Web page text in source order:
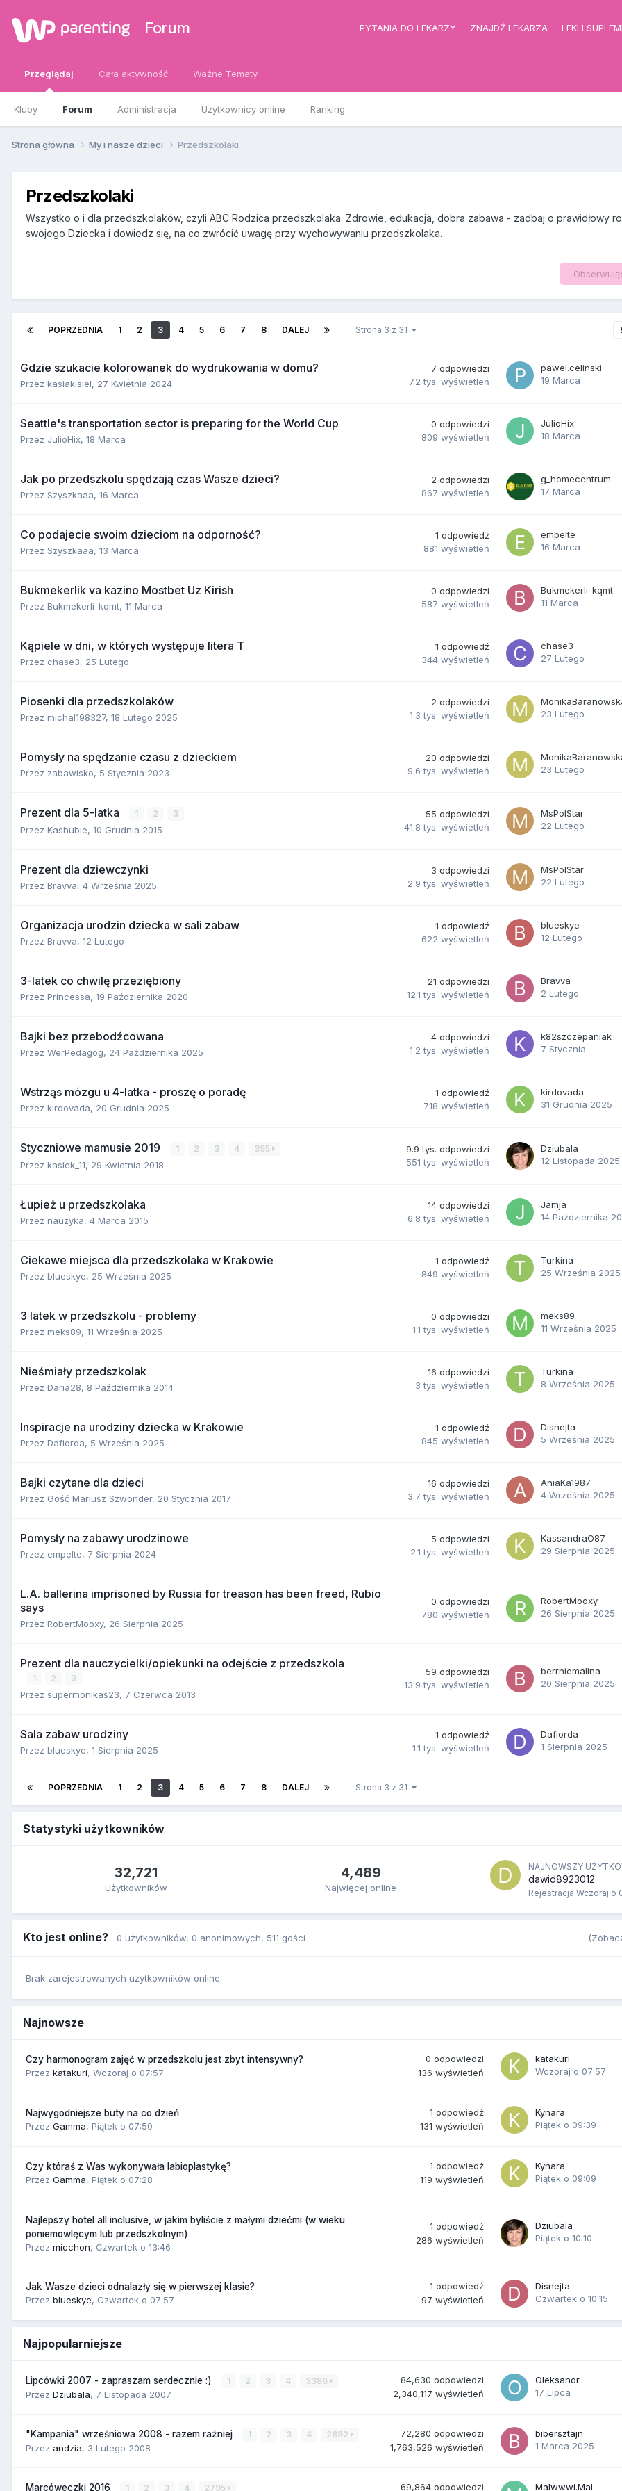
Forum PYTANIA DO LEKARZY ZNAJDŹ LEKARZA LEKI I
Przeglądaj
Kluby Forum Administracja Użytkownicy online Ranking
Cała aktywność Ważne Tematy
Strona główna My i nasze dzieci Przedszkolaki
Przedszkolaki
Wszystko o i dla przedszkolaków, czyli ABC Rodzica przedszkolaka. Zdrowie, edukacja, dobra zabawa - zadbaj o prawidłowy
swojego Dziecka i dowiedz się, na co zwrócić uwagę przy wychowywaniu przedszkolaka.
POPRZEDNIA 1 2 3 4 5 6 7 8 DALEJ Strona 3 z 31
Gdzie szukacie kolorowanek do wydrukowania w domu?
Przez kasiakisiel, 27 Kwietnia 2024
7 odpowiedzi
7.2 tys. wyświetleń
pawel.celinski
19 Marca
Seattle's transportation sector is preparing for the World Cup
Przez JulioHix, 18 Marca
0 odpowiedzi
809 wyświetleń
JulioHix
18 Marca
Jak po przedszkolu spędzają czas Wasze dzieci?
Przez Szyszkaaa, 16 Marca
2 odpowiedzi
867 wyświetleń
g_homecentrum
17 Marca
Co podajecie swoim dzieciom na odporność?
Przez Szyszkaaa, 13 Marca
1 odpowiedź
881 wyświetleń
empelte
16 Marca
Bukmekerlik va kazino Mostbet Uz Kirish
Przez Bukmekerli_kqmt, 11 Marca
0 odpowiedzi
587 wyświetleń
Bukmekerli_kqmt
11 Marca
Kąpiele w dni, w których występuje litera T
Przez chase3, 25 Lutego
1 odpowiedź
344 wyświetleń
chase3
27 Lutego
Piosenki dla przedszkolaków
Przez michal198327, 18 Lutego 2025
2 odpowiedzi
1.3 tys. wyświetleń
23 Lutego
Pomysły na spędzanie czasu z dzieckiem
Przez zabawisko, 5 Stycznia 2023
20 odpowiedzi
9.6 tys. wyświetleń
23 Lutego
Prezent dla 5-latka 1 2 3
Przez Kashubie, 10 Grudnia 2015
55 odpowiedzi
41.8 tys. wyświetleń
MsPolStar
22 Lutego
Prezent dla dziewczynki
Przez Bravva, 4 Września 2025
3 odpowiedzi
2.9 tys. wyświetleń
MsPolStar
22 Lutego
Organizacja urodzin dziecka w sali zabaw
Przez Bravva, 12 Lutego
1 odpowiedź
622 wyświetleń
blueskye
12 Lutego
3-latek co chwilę przeziębiony
Przez Princessa, 19 Października 2020
21 odpowiedzi
12.1 tys. wyświetleń
Bravva
2 Lutego
Bajki bez przebodźcowana
Przez WerPedagog, 24 Października 2025
4 odpowiedzi
1.2 tys. wyświetleń
k82szczepaniak
7 Stycznia
Wstrząs mózgu u 4-latka - proszę o poradę
Przez kirdovada, 20 Grudnia 2025
1 odpowiedź
718 wyświetleń
kirdovada
31 Grudnia 2025
Styczniowe mamusie 2019 1 2 3 4 395
Przez kasiek_11, 29 Kwietnia 2018
9.9 tys. odpowiedzi
551 tys. wyświetleń
Dziubala
12 Listopada 2025
Łupież u przedszkolaka
Przez nauzyka, 4 Marca 2015
14 odpowiedzi
6.8 tys. wyświetleń
Jamja
14 Października
Ciekawe miejsca dla przedszkolaka w Krakowie
Przez blueskye, 25 Września 2025
1 odpowiedź
849 wyświetleń
Turkina
25 Września 2025
3 latek w przedszkolu - problemy
Przez meks89, 11 Września 2025
0 odpowiedzi
1.1 tys. wyświetleń
meks89
11 Września 2025
Nieśmiały przedszkolak
Przez Daria28, 8 Października 2014
16 odpowiedzi
3 tys. wyświetleń
Turkina
8 Września 2025
Inspiracje na urodziny dziecka w Krakowie
Przez Dafiorda, 5 Września 2025
1 odpowiedź
845 wyświetleń
Disnejta
5 Września 2025
Bajki czytane dla dzieci
Przez Gość Mariusz Szwonder, 20 Stycznia 2017
16 odpowiedzi
3.7 tys. wyświetleń
AniaKa1987
4 Września 2025
Pomysły na zabawy urodzinowe
Przez empelte, 7 Sierpnia 2024
5 odpowiedzi
2.1 tys. wyświetleń
KassandraO87
29 Sierpnia 2025
L.A. ballerina imprisoned by Russia for treason has been freed, Rubio
says
Przez RobertMooxy, 26 Sierpnia 2025
0 odpowiedzi
780 wyświetleń
RobertMooxy
26 Sierpnia 2025
Prezent dla nauczycielki/opiekunki na odejście z przedszkola
1 2 3
Przez supermonikas23, 7 Czerwca 2013
59 odpowiedzi
13.9 tys. wyświetleń
berrniemalina
20 Sierpnia 2025
Sala zabaw urodziny
Przez blueskye, 1 Sierpnia 2025
1 odpowiedź
1.1 tys. wyświetleń
Dafiorda
1 Sierpnia 2025
POPRZEDNIA 1 2 3 4 5 6 7 8 DALEJ Strona 3 z 31
Statystyki użytkowników
32,721
Użytkowników
4,489
Najwięcej online
NAJNOWSZY
dawid8923012
Rejestracja Wczoraj o
Kto jest online? 0 użytkowników, 0 anonimowych, 511 gości
Brak zarejestrowanych użytkowników online
Najnowsze
Czy harmonogram zajęć w przedszkolu jest zbyt intensywny?
Przez katakuri, Wczoraj o 07:57
0 odpowiedzi
136 wyświetleń
katakuri
Wczoraj o 07:57
Najwygodniejsze buty na co dzień
Przez Gamma, Piątek o 07:50
1 odpowiedź
131 wyświetleń
Kynara
Piątek o 09:39
Czy któraś z Was wykonywała labioplastykę?
Przez Gamma, Piątek o 07:28
1 odpowiedź
119 wyświetleń
Kynara
Piątek o 09:09
Najlepszy hotel all inclusive, w jakim byliście z małymi dziećmi (w wieku
poniemowlęcym lub przedszkolnym)
Przez micchon, Czwartek o 13:46
1 odpowiedź
286 wyświetleń
Dziubala
Piątek o 10:10
Jak Wasze dzieci odnalazły się w pierwszej klasie?
Przez blueskye, Czwartek o 07:57
1 odpowiedź
97 wyświetleń
Disnejta
Czwartek o 10:15
Najpopularniejsze
Lipcówki 2007 - zapraszam serdecznie :) 1 2 3 4 3386
Przez Dziubala, 7 Listopada 2007
84,630 odpowiedzi
2,340,117 wyświetleń
Oleksandr
17 Lipca
"Kampania" wrześniowa 2008 - razem raźniej 1 2 3 4 2892
Przez andzia, 3 Lutego 2008
72,280 odpowiedzi
1,763,526 wyświetleń
bibersztajn
1 Marca 2025
Marcóweczki 2016 1 2 3 4 2795 69,864 odpowiedzi Malwwwi.Mal